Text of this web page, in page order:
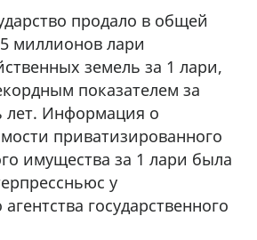
продало в общей
миллионов лари
земель за 1 лари,
показателем за
лет. Информация о
приватизированного
имущества за 1 лари была
у
государственного